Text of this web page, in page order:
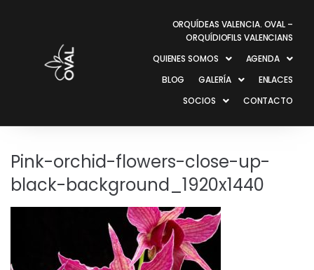
ORQUÍDEAS VALENCIA. OVAL –
ORQUÍDIOFILS VALENCIANS
QUIENES SOMOS
AGENDA
BLOG
GALERÍA
ENLACES
SOCIOS
CONTACTO
Pink-orchid-flowers-close-up-
black-background_1920x1440